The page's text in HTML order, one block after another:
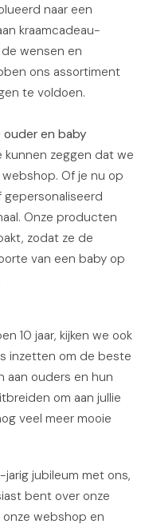
naar een
kraamcadeau-
wensen en
ons assortiment
te voldoen.
ouder en baby
kunnen zeggen dat we
Of je nu op
gepersonaliseerd
Onze producten
zodat ze de
van een baby op
10 jaar, kijken we ook
inzetten om de beste
aan ouders en hun
om aan jullie
veel meer mooie
jubileum met ons,
bent over onze
onze webshop en